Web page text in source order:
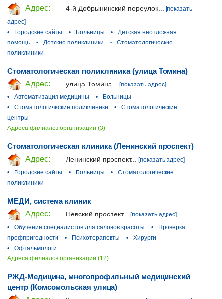
Адрес:
4-й Добрынинский переулок...
[показать
адрес]
•
Городские сайты • Больницы •
Детская неотложная
помощь
• Детские поликлиники •
Стоматологические
поликлиники
Стоматологическая поликлиника (улица Томина)
Адрес:
улица Томина...
[показать адрес]
•
Автоматизация медицины •
Больницы
•
Стоматологические поликлиники •
Стоматологические
центры
Адреса филиалов организации (3)
Стоматологическая клиника (Ленинский проспект)
Адрес:
Ленинский проспект... [показать адрес]
•
Городские сайты • Больницы •
Стоматологические
поликлиники
МЕДИ, система клиник
Адрес:
Невский проспект...
[показать адрес]
•
Обучение специалистов для салонов красоты •
Проверка
профпригодности
• Психотерапевты •
Хирурги
•
Офтальмологи
Адреса филиалов организации (12)
РЖД-Медицина, многопрофильный медицинский
центр (Комсомольская улица)